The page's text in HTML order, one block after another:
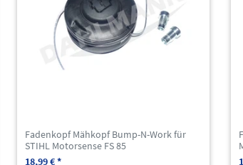
Fadenkopf Mähkopf Bump-N-Work für
STIHL Motorsense FS 85
18,99 € *